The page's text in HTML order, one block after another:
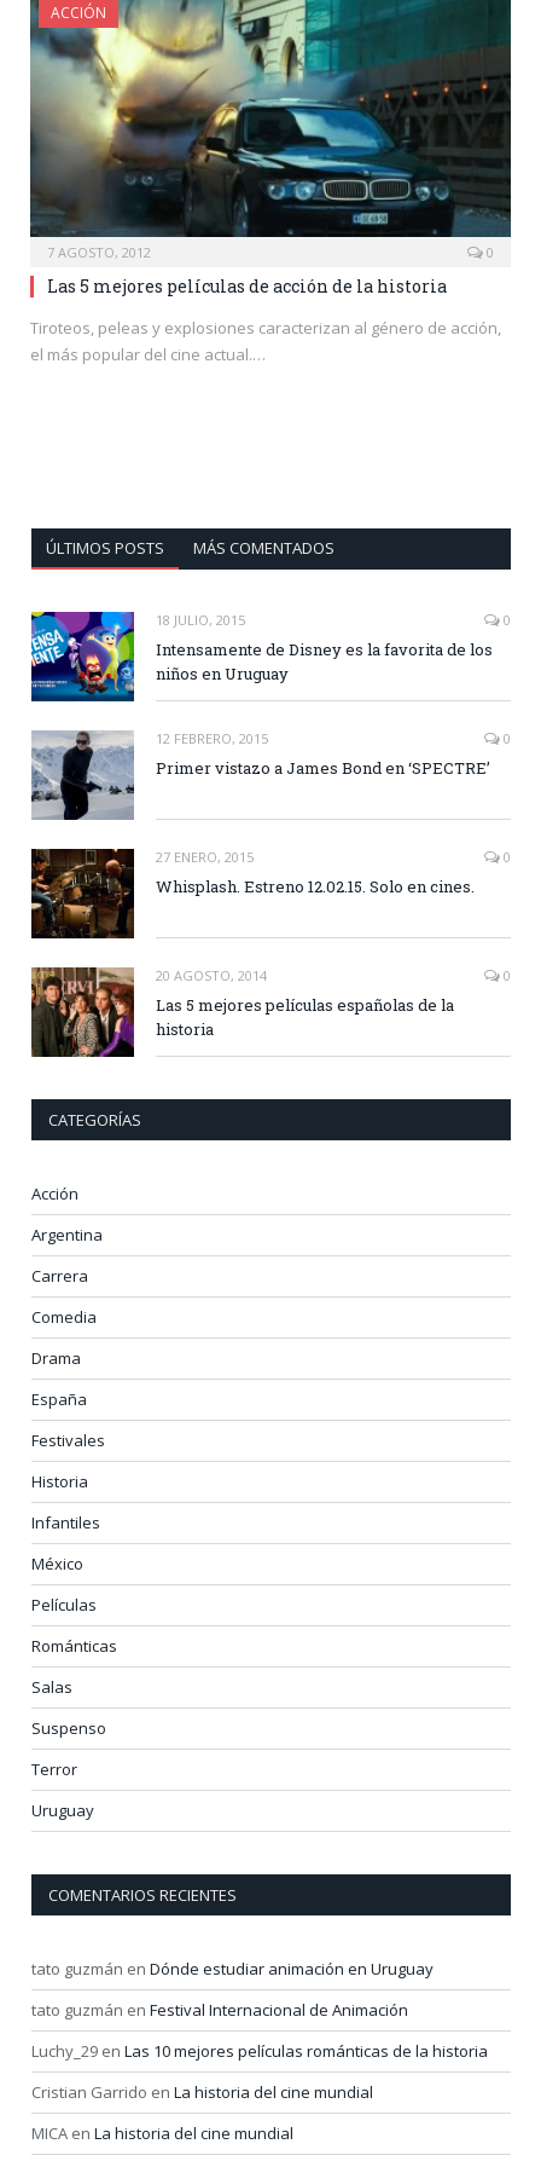
ACCIÓN
7 AGOSTO, 2012 0
Las 5 mejores películas de acción de la historia
Tiroteos, peleas y explosiones caracterizan al género de acción,
el más popular del cine actual.…
ÚLTIMOS POSTS MÁS COMENTADOS
18 JULIO, 2015 0
Intensamente de Disney es la favorita de los
niños en Uruguay
12 FEBRERO, 2015 0
Primer vistazo a James Bond en ‘SPECTRE’
27 ENERO, 2015 0
Whisplash. Estreno 12.02.15. Solo en cines.
20 AGOSTO, 2014 0
Las 5 mejores películas españolas de la
historia
CATEGORÍAS
Acción
Argentina
Carrera
Comedia
Drama
España
Festivales
Historia
Infantiles
México
Películas
Románticas
Salas
Suspenso
Terror
Uruguay
COMENTARIOS RECIENTES
tato guzmán en Dónde estudiar animación en Uruguay
tato guzmán en Festival Internacional de Animación
Luchy_29 en Las 10 mejores películas románticas de la historia
Cristian Garrido en La historia del cine mundial
MICA en La historia del cine mundial